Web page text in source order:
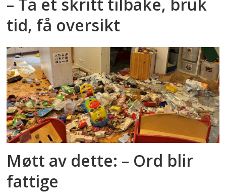
– Ta et skritt tilbake, bruk
tid, få oversikt
Møtt av dette: – Ord blir
fattige